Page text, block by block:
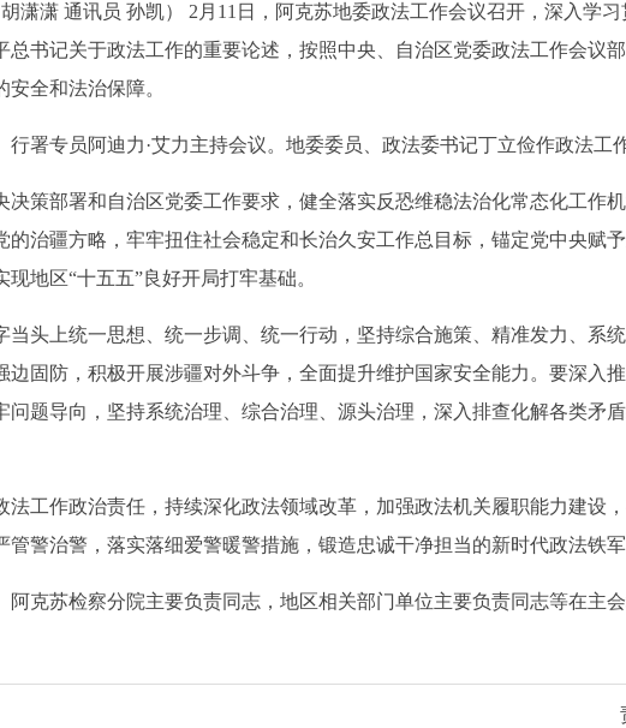
潇 通讯员 孙凯） 2月11日，阿克苏地委政法工作会议召开，深入学
书记关于政法工作的重要论述，按照中央、自治区党委政法工作会议
全和法治保障。
专员阿迪力·艾力主持会议。地委委员、政法委书记丁立俭作政法工作
部署和自治区党委工作要求，健全落实反恐维稳法治化常态化工作
治疆方略，牢牢扭住社会稳定和长治久安工作总目标，锚定党中央赋
地区“十五五”良好开局打牢基础。
上统一思想、统一步调、统一行动，坚持综合施策、精准发力、系
固防，积极开展涉疆对外斗争，全面提升维护国家安全能力。要深入
题导向，坚持系统治理、综合治理、源头治理，深入排查化解各类矛
作政治责任，持续深化政法领域改革，加强政法机关履职能力建设
警治警，落实落细爱警暖警措施，锻造忠诚干净担当的新时代政法铁军
苏检察分院主要负责同志，地区相关部门单位主要负责同志等在主